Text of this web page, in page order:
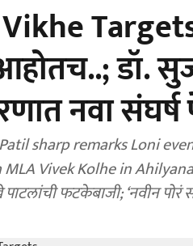
डॉ.
नवा संघर्ष
sharp remarks Loni
Vivek Kolhe in
फटकेबाजी; ‘नवीन पोरं